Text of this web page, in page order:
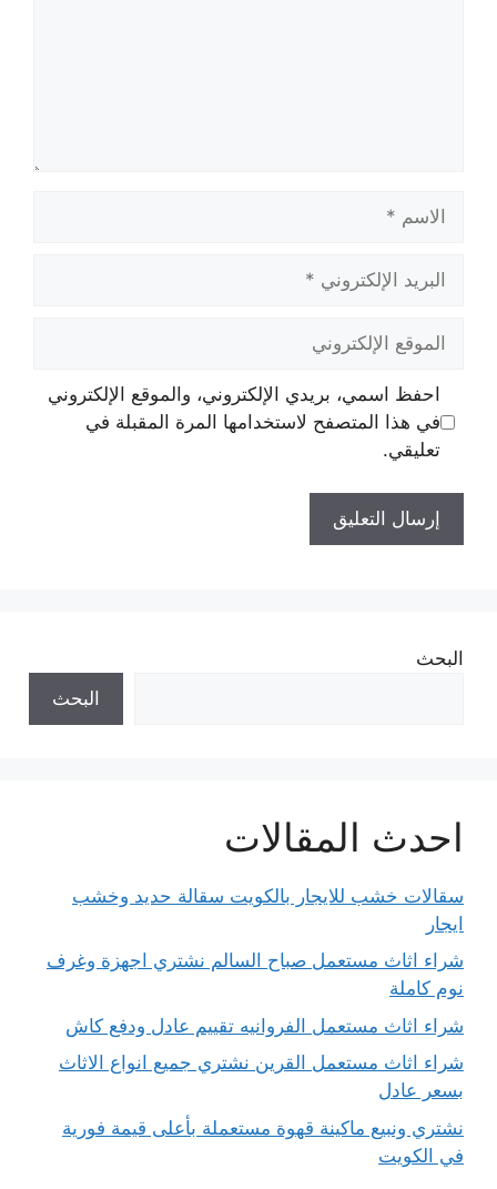
الاسم
البريد
الإلكتروني
الموقع
الإلكتروني
احفظ اسمي، بريدي الإلكتروني، والموقع الإلكتروني
في هذا المتصفح لاستخدامها المرة المقبلة في
تعليقي.
البحث
البحث
احدث المقالات
سقالات خشب للايجار بالكويت سقالة حديد وخشب
ايجار
شراء اثاث مستعمل صباح السالم نشتري اجهزة وغرف
نوم كاملة
شراء اثاث مستعمل الفروانيه تقييم عادل ودفع كاش
شراء اثاث مستعمل القرين نشتري جميع انواع الاثاث
بسعر عادل
نشتري ونبيع ماكينة قهوة مستعملة بأعلى قيمة فورية
في الكويت